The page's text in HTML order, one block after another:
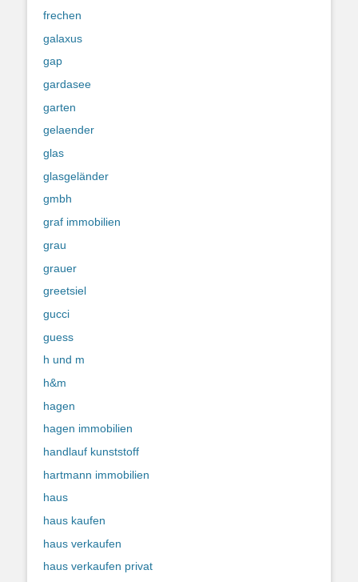
frechen
galaxus
gap
gardasee
garten
gelaender
glas
glasgeländer
gmbh
graf immobilien
grau
grauer
greetsiel
gucci
guess
h und m
h&m
hagen
hagen immobilien
handlauf kunststoff
hartmann immobilien
haus
haus kaufen
haus verkaufen
haus verkaufen privat